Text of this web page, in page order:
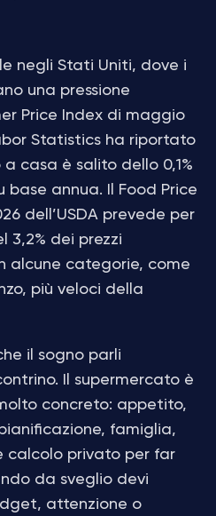
negli Stati Uniti, dove i
una pressione
Price Index di maggio
Statistics ha riportato
casa è salito dello 0,1%
base annua. Il Food Price
dell’USDA prevede per
3,2% dei prezzi
alcune categorie, come
più veloci della
il sogno parli
Il supermercato è
concreto: appetito,
famiglia,
calcolo privato per far
da sveglio devi
attenzione o